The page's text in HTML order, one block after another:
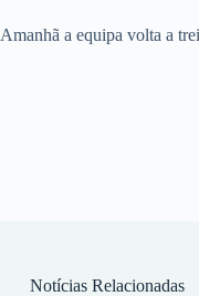
Amanhã a equipa volta a
Notícias Relacionadas